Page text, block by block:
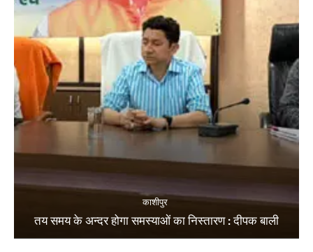
काशीपुर
तय समय के अन्दर होगा समस्याओं का निस्तारण : दीपक बाली